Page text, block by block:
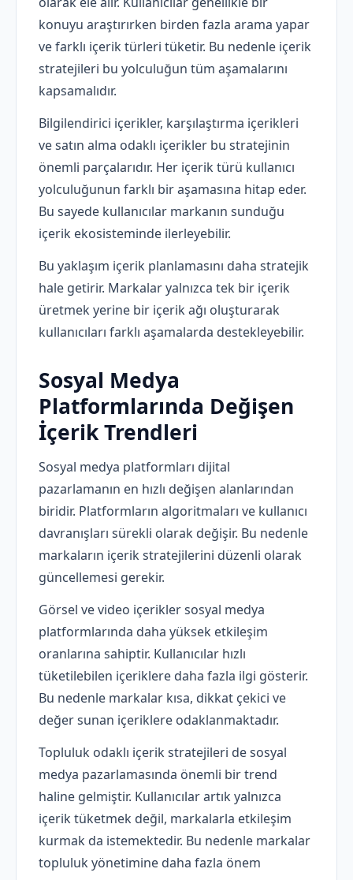
konuyu araştırırken birden fazla arama yapar
ve farklı içerik türleri tüketir. Bu nedenle içerik
stratejileri bu yolculuğun tüm aşamalarını
kapsamalıdır.
Bilgilendirici içerikler, karşılaştırma içerikleri
ve satın alma odaklı içerikler bu stratejinin
önemli parçalarıdır. Her içerik türü kullanıcı
yolculuğunun farklı bir aşamasına hitap eder.
Bu sayede kullanıcılar markanın sunduğu
içerik ekosisteminde ilerleyebilir.
Bu yaklaşım içerik planlamasını daha stratejik
hale getirir. Markalar yalnızca tek bir içerik
üretmek yerine bir içerik ağı oluşturarak
kullanıcıları farklı aşamalarda destekleyebilir.
Sosyal Medya
Platformlarında Değişen
İçerik Trendleri
Sosyal medya platformları dijital
pazarlamanın en hızlı değişen alanlarından
biridir. Platformların algoritmaları ve kullanıcı
davranışları sürekli olarak değişir. Bu nedenle
markaların içerik stratejilerini düzenli olarak
güncellemesi gerekir.
Görsel ve video içerikler sosyal medya
platformlarında daha yüksek etkileşim
oranlarına sahiptir. Kullanıcılar hızlı
tüketilebilen içeriklere daha fazla ilgi gösterir.
Bu nedenle markalar kısa, dikkat çekici ve
değer sunan içeriklere odaklanmaktadır.
Topluluk odaklı içerik stratejileri de sosyal
medya pazarlamasında önemli bir trend
haline gelmiştir. Kullanıcılar artık yalnızca
içerik tüketmek değil, markalarla etkileşim
kurmak da istemektedir. Bu nedenle markalar
topluluk yönetimine daha fazla önem